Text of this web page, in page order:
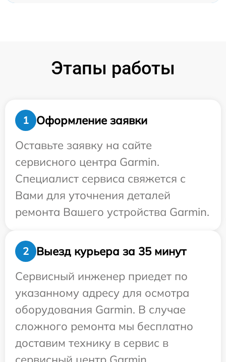
Этапы работы
1
Оформление заявки
Оставьте заявку на сайте
сервисного центра Garmin.
Специалист сервиса свяжется с
Вами для уточнения деталей
ремонта Вашего устройства Garmin.
2
Выезд курьера за 35 минут
Сервисный инженер приедет по
указанному адресу для осмотра
оборудования Garmin. В случае
сложного ремонта мы бесплатно
доставим технику в сервис в